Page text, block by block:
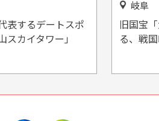
表するデートスポ
スカイタワー」
岐阜
旧国宝
る、戦